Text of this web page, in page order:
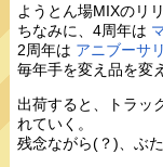
ようとん場MIXのリ
ちなみに、4周年は
2周年は アニブーサ
毎年手を変え品を変
出荷すると、トラッ
れていく。
残念ながら(？)、ぶ